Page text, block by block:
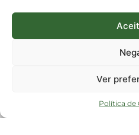
Ver
Política de
Para assuntos relacionados à
plataforma@fapesc.sc.gov.br
Jair Artur da Silva
km 01, Módulo 12A, Edifício